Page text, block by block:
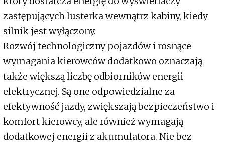
zastępujących lusterka wewnątrz kabiny, kiedy
silnik jest wyłączony.
Rozwój technologiczny pojazdów i rosnące
wymagania kierowców dodatkowo oznaczają
także większą liczbę odbiorników energii
elektrycznej. Są one odpowiedzialne za
efektywność jazdy, zwiększają bezpieczeństwo i
komfort kierowcy, ale również wymagają
dodatkowej energii z akumulatora. Nie bez